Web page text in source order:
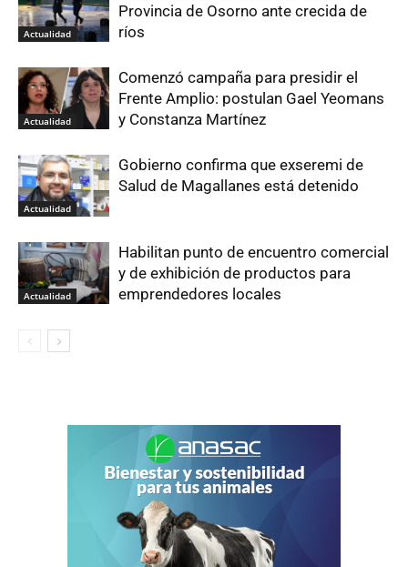
Actualidad
Provincia de Osorno ante crecida de
ríos
Actualidad
Comenzó campaña para presidir el
Frente Amplio: postulan Gael Yeomans
y Constanza Martínez
Actualidad
Gobierno confirma que exseremi de
Salud de Magallanes está detenido
Actualidad
Habilitan punto de encuentro comercial
y de exhibición de productos para
emprendedores locales